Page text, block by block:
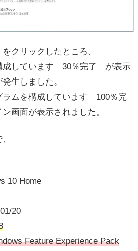
クリックしたところ、
成しています 30％完了」が表示
生しました。
ラムを構成しています 100％完
画面が表示されました。
10 Home
‎20
Feature Experience Pack